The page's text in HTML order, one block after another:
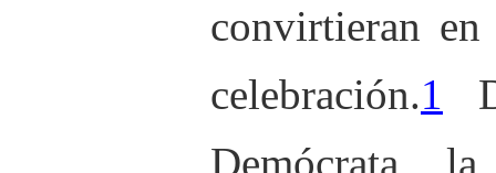
convirtieran
celebración.1
Demócrata ,